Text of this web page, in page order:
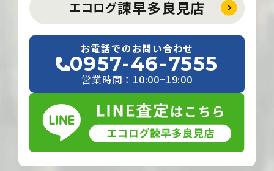
エコログ諫早多良見店
お電話でのお問い合わせ
0957-46-7555
営業時間：10:00~19:00